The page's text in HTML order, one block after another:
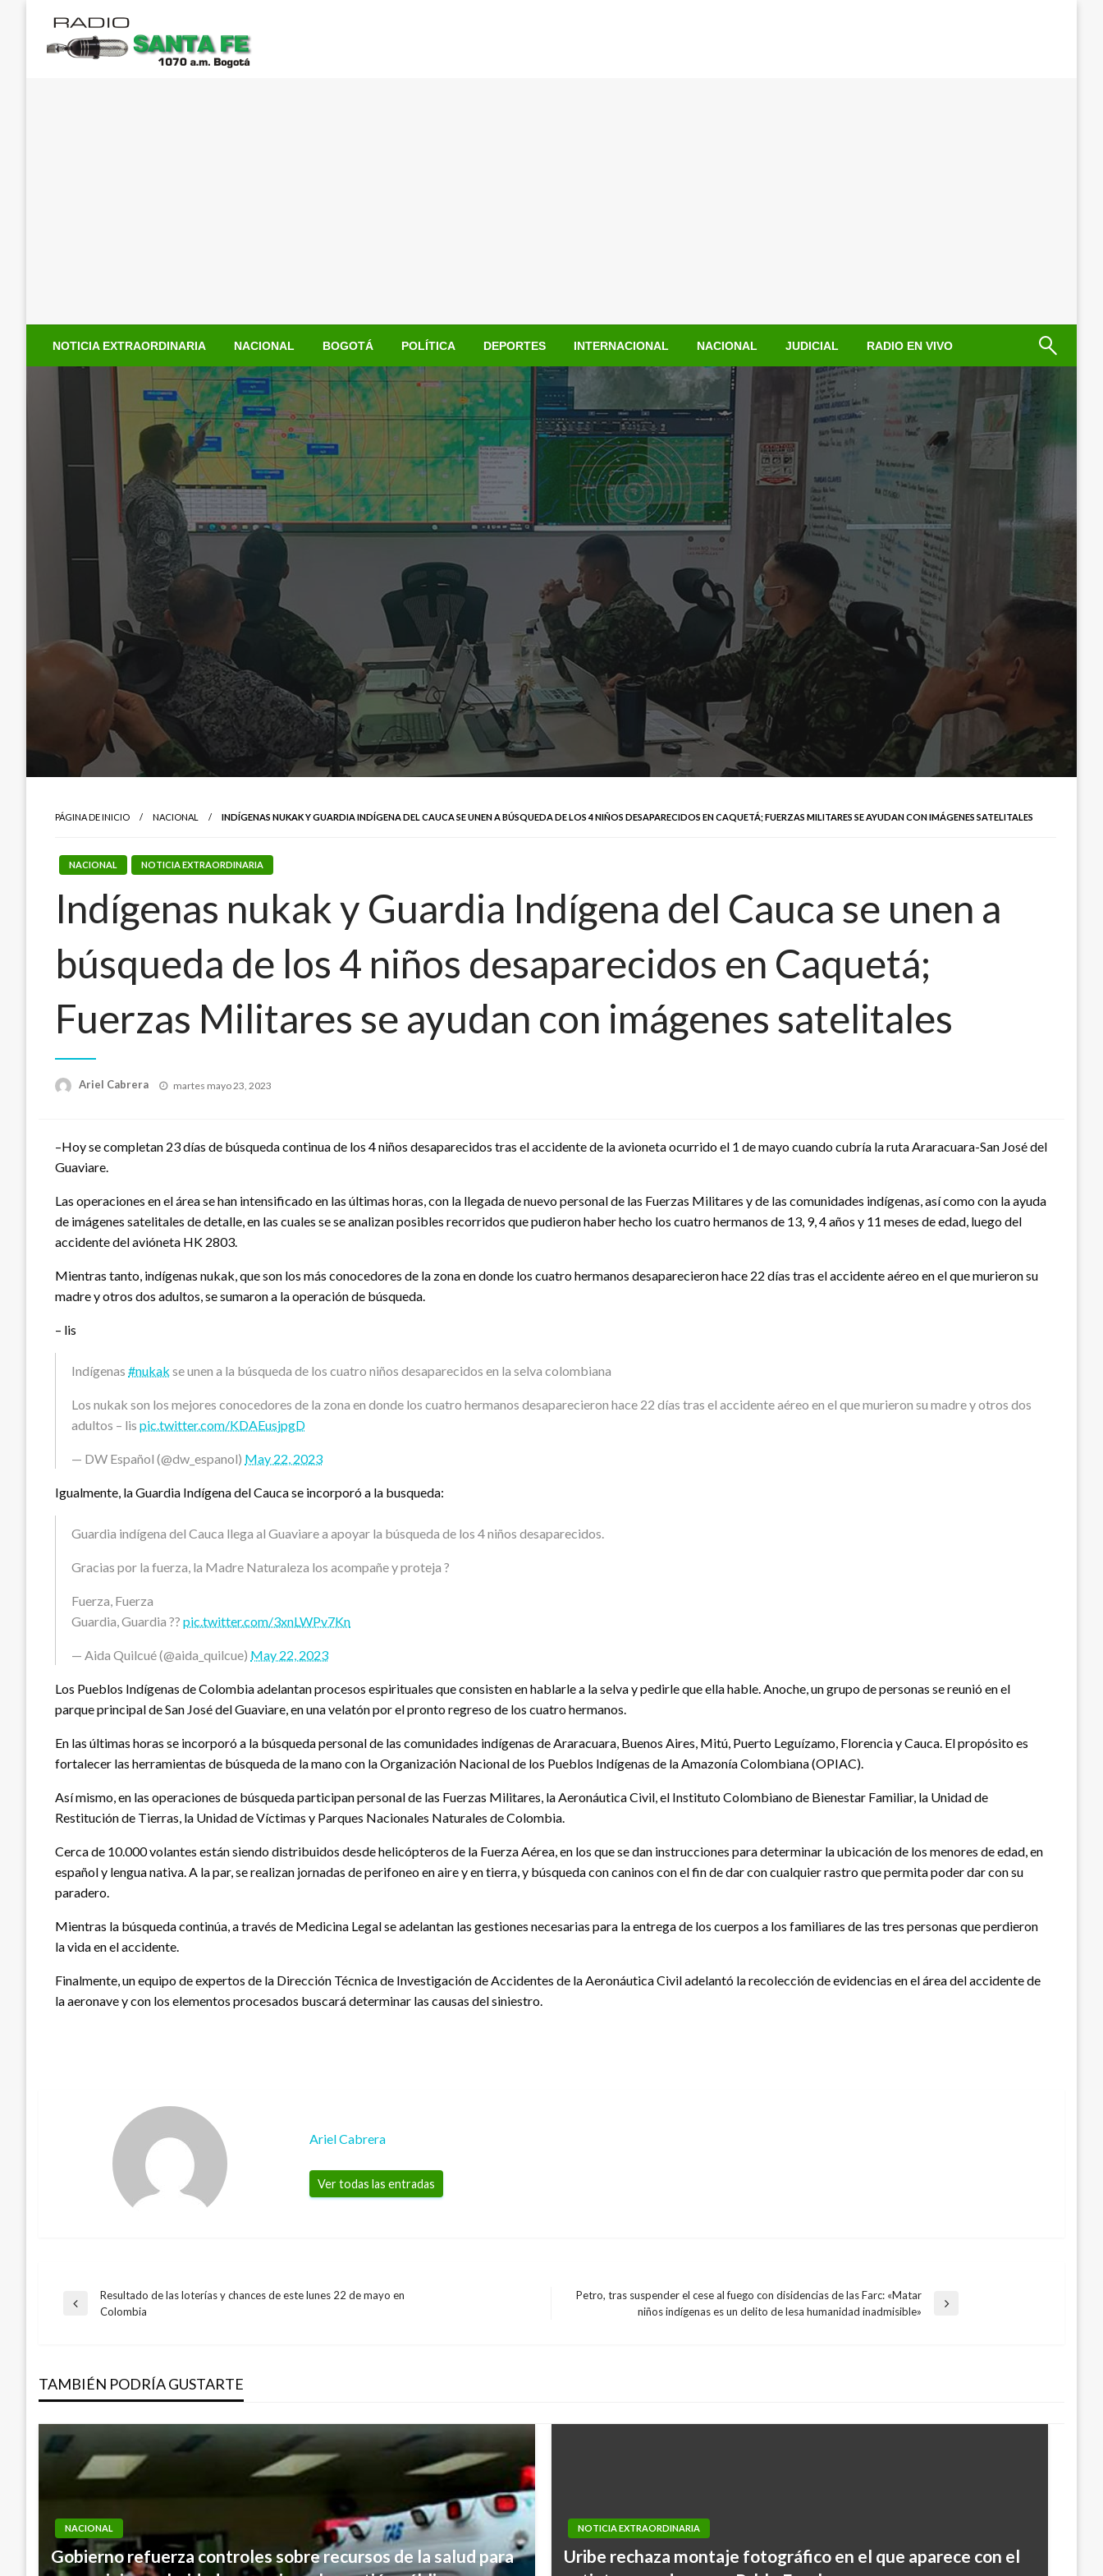
contenido
NOTICIA EXTRAORDINARIA NACIONAL BOGOTÁ POLÍTICA DEPORTES INTERNACIONAL NACIONAL JUDICIAL RADIO EN VIVO
PÁGINA DE INICIO NACIONAL INDÍGENAS NUKAK Y GUARDIA INDÍGENA DEL CAUCA SE UNEN A BÚSQUEDA DE LOS 4 NIÑOS DESAPARECIDOS EN CAQUETÁ; FUERZAS MILITARES SE AYUDAN CON IMÁGENES SATELITALES
NACIONAL NOTICIA EXTRAORDINARIA
Indígenas nukak y Guardia Indígena del Cauca se unen a
búsqueda de los 4 niños desaparecidos en Caquetá;
Fuerzas Militares se ayudan con imágenes satelitales
Ariel Cabrera
Publicado
martes mayo 23, 2023
–Hoy se completan 23 días de búsqueda continua de los 4 niños desaparecidos tras el accidente de la avioneta ocurrido el 1 de mayo cuando cubría la ruta Araracuara-San José del
Guaviare.
Las operaciones en el área se han intensificado en las últimas horas, con la llegada de nuevo personal de las Fuerzas Militares y de las comunidades indígenas, así como con la ayuda
de imágenes satelitales de detalle, en las cuales se se analizan posibles recorridos que pudieron haber hecho los cuatro hermanos de 13, 9, 4 años y 11 meses de edad, luego del
accidente del avióneta HK 2803.
Mientras tanto, indígenas nukak, que son los más conocedores de la zona en donde los cuatro hermanos desaparecieron hace 22 días tras el accidente aéreo en el que murieron su
madre y otros dos adultos, se sumaron a la operación de búsqueda.
– lis
Indígenas #nukak se unen a la búsqueda de los cuatro niños desaparecidos en la selva colombiana
Los nukak son los mejores conocedores de la zona en donde los cuatro hermanos desaparecieron hace 22 días tras el accidente aéreo en el que murieron su madre y otros dos
adultos – lis pic.twitter.com/KDAEusjpgD
— DW Español (@dw_espanol) May 22, 2023
Igualmente, la Guardia Indígena del Cauca se incorporó a la busqueda:
Guardia indígena del Cauca llega al Guaviare a apoyar la búsqueda de los 4 niños desaparecidos.
Gracias por la fuerza, la Madre Naturaleza los acompañe y proteja ?
Fuerza, Fuerza
Guardia, Guardia ?? pic.twitter.com/3xnLWPv7Kn
— Aida Quilcué (@aida_quilcue) May 22, 2023
Los Pueblos Indígenas de Colombia adelantan procesos espirituales que consisten en hablarle a la selva y pedirle que ella hable. Anoche, un grupo de personas se reunió en el
parque principal de San José del Guaviare, en una velatón por el pronto regreso de los cuatro hermanos.
En las últimas horas se incorporó a la búsqueda personal de las comunidades indígenas de Araracuara, Buenos Aires, Mitú, Puerto Leguízamo, Florencia y Cauca. El propósito es
fortalecer las herramientas de búsqueda de la mano con la Organización Nacional de los Pueblos Indígenas de la Amazonía Colombiana (OPIAC).
Así mismo, en las operaciones de búsqueda participan personal de las Fuerzas Militares, la Aeronáutica Civil, el Instituto Colombiano de Bienestar Familiar, la Unidad de
Restitución de Tierras, la Unidad de Víctimas y Parques Nacionales Naturales de Colombia.
Cerca de 10.000 volantes están siendo distribuidos desde helicópteros de la Fuerza Aérea, en los que se dan instrucciones para determinar la ubicación de los menores de edad, en
español y lengua nativa. A la par, se realizan jornadas de perifoneo en aire y en tierra, y búsqueda con caninos con el fin de dar con cualquier rastro que permita poder dar con su
paradero.
Mientras la búsqueda continúa, a través de Medicina Legal se adelantan las gestiones necesarias para la entrega de los cuerpos a los familiares de las tres personas que perdieron
la vida en el accidente.
Finalmente, un equipo de expertos de la Dirección Técnica de Investigación de Accidentes de la Aeronáutica Civil adelantó la recolección de evidencias en el área del accidente de
la aeronave y con los elementos procesados buscará determinar las causas del siniestro.
Ariel Cabrera
Ver todas las entradas
Navegación
entradas
Entrada
Resultado de las loterías y chances de este lunes 22 de mayo en
Colombia
Petro, tras suspender el cese al fuego con disidencias de las Farc: «Matar
niños indígenas es un delito de lesa humanidad inadmisible»
TAMBIÉN PODRÍA GUSTARTE
NACIONAL
Gobierno refuerza controles sobre recursos de la salud para
NOTICIA EXTRAORDINARIA
Uribe rechaza montaje fotográfico en el que aparece con el